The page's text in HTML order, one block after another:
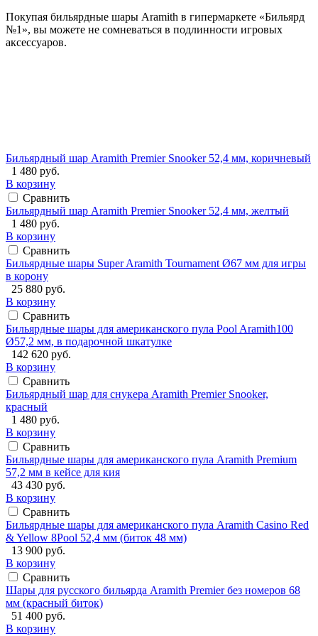
Покупая бильярдные шары Aramith в гипермаркете «Бильярд
№1», вы можете не сомневаться в подлинности игровых
аксессуаров.
Бильярдный шар Aramith Premier Snooker 52,4 мм, коричневый
1 480 руб.
В корзину
Сравнить
Бильярдный шар Aramith Premier Snooker 52,4 мм, желтый
1 480 руб.
В корзину
Сравнить
Бильярдные шары Super Aramith Tournament Ø67 мм для игры
в корону
25 880 руб.
В корзину
Сравнить
Бильярдные шары для американского пула Pool Aramith100
Ø57,2 мм, в подарочной шкатулке
142 620 руб.
В корзину
Сравнить
Бильярдный шар для снукера Aramith Premier Snooker,
красный
1 480 руб.
В корзину
Сравнить
Бильярдные шары для американского пула Aramith Premium
57,2 мм в кейсе для кия
43 430 руб.
В корзину
Сравнить
Бильярдные шары для американского пула Aramith Casino Red
& Yellow 8Pool 52,4 мм (биток 48 мм)
13 900 руб.
В корзину
Сравнить
Шары для русского бильярда Aramith Premier без номеров 68
мм (красный биток)
51 400 руб.
В корзину